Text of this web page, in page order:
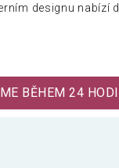
designu nabízí
BĚHEM 24